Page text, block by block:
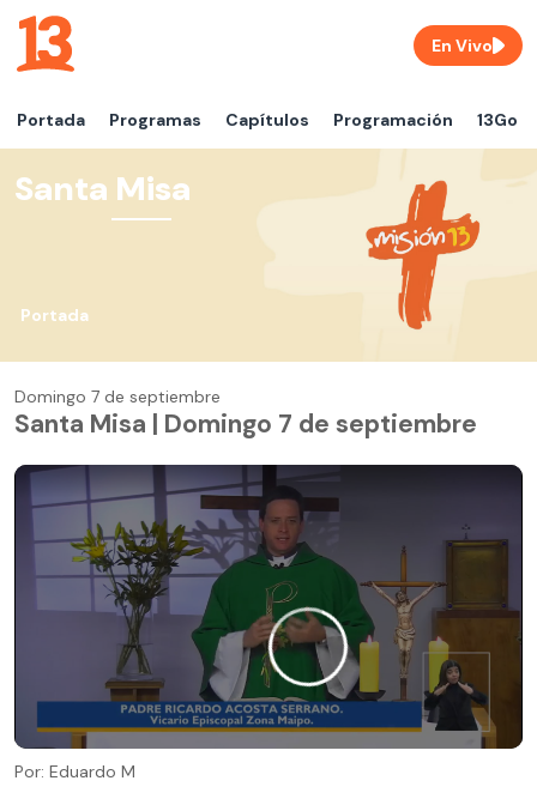
Portada Programas Capítulos Programación 13Go
En Vivo
Santa Misa
Portada
Domingo 7 de septiembre
Santa Misa | Domingo 7 de septiembre
Por: Eduardo M